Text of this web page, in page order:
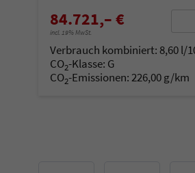
84.721,– €
incl. 19% MwSt.
Verbrauch kombiniert: 8,60 l/
CO2-Klasse: G
CO2-Emissionen:226,00 g/km